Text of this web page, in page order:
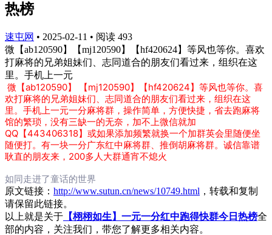
热榜
速屯网 • 2025-02-11 • 阅读 493
微【ab120590】【mj120590】【hf420624】等风也等你。喜欢
打麻将的兄弟姐妹们、志同道合的朋友们看过来，组织在这
里。手机上一元
微【ab120590】 【mj120590】【hf420624】等风也等你。喜
欢打麻将的兄弟姐妹们、志同道合的朋友们看过来，组织在这
里。手机上一元一分麻将群，操作简单，方便快捷，省去跑麻将
馆的繁琐，没有三缺一的无奈，加不上微信就加
QQ【443406318】或如果添加频繁就换一个加群英会里随便坐
随便打。有一块一分广东红中麻将群、推倒胡麻将群。诚信靠谱
耿直的朋友来，200多人大群通宵不熄火
如同走进了童话的世界
原文链接： http://www.sutun.cn/news/10749.html ，转载和复制
请保留此链接。
以上就是关于 【栩栩如生】一元一分红中跑得快群今日热榜全
部的内容，关注我们，带您了解更多相关内容。